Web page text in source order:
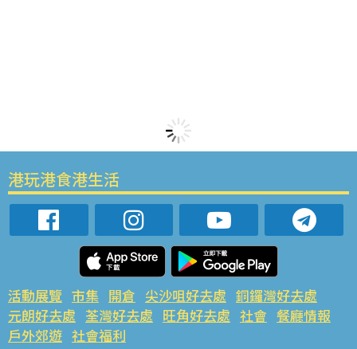
港玩港食港生活
活動展覽 市集 開倉 尖沙咀好去處 銅鑼灣好去處
元朗好去處 荃灣好去處 旺角好去處 社會 餐廳情報
戶外郊遊 社會福利